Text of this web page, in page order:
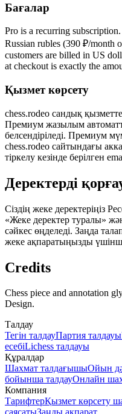
Бағалар
Pro is a recurring
Russian rubles (390 ₽/month
customers are billed in US
at checkout is exactly the
Қызмет көрсету
chess.rodeo сандық
Премиум жазылым
белсендіріледі. Премиум
chess.rodeo сайтындағы
тіркелу кезінде берілген
Деректерді
Сіздің жеке деректеріңіз
«Жеке деректер туралы»
сәйкес өңделеді. Заңда
жеке ақпаратыңызды
Credits
Chess piece and annotation
Design.
Талдау
Тегін талдауПартия талдауы
есебіLichess талдауы
Құралдар
Шахмат талдағышыОйын
бойынша талдауОнлайн
Компания
ТарифтерҚызмет көрсету